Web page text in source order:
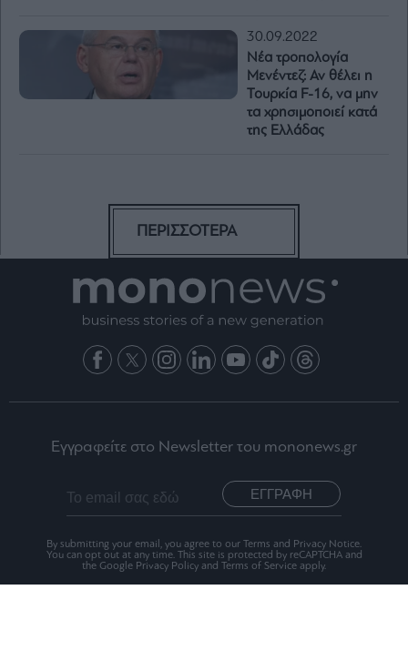
30.09.2022
Νέα τροπολογία
Μενέντεζ: Αν θέλει η
Τουρκία F-16, να μην
τα χρησιμοποιεί κατά
της Ελλάδας
ΠΕΡΙΣΣΟΤΕΡΑ
Εγγραφείτε στο Newsletter του mononews.gr
ΕΓΓΡΑΦΗ
By submitting your email, you agree to our Terms and Privacy Notice.
You can opt out at any time. This site is protected by reCAPTCHA and
the Google Privacy Policy and Terms of Service apply.